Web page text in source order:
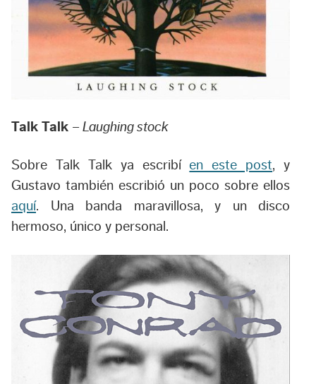
Talk Talk – Laughing stock
Sobre Talk Talk ya escribíen este post, y
Gustavo también escribió un poco sobre ellos
aquí. Una banda maravillosa, y un disco
hermoso, único y personal.